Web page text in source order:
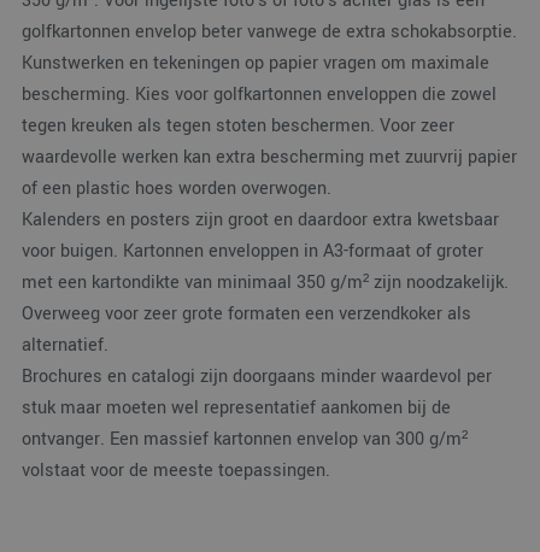
golfkartonnen envelop beter vanwege de extra schokabsorptie.
Kunstwerken en tekeningen op papier vragen om maximale
bescherming. Kies voor golfkartonnen enveloppen die zowel
tegen kreuken als tegen stoten beschermen. Voor zeer
waardevolle werken kan extra bescherming met zuurvrij papier
of een plastic hoes worden overwogen.
Kalenders en posters zijn groot en daardoor extra kwetsbaar
voor buigen. Kartonnen enveloppen in A3-formaat of groter
met een kartondikte van minimaal 350 g/m² zijn noodzakelijk.
Overweeg voor zeer grote formaten een verzendkoker als
alternatief.
Brochures en catalogi zijn doorgaans minder waardevol per
stuk maar moeten wel representatief aankomen bij de
ontvanger. Een massief kartonnen envelop van 300 g/m²
volstaat voor de meeste toepassingen.
gebruikersaanmelding en accountbeheer. De
website kan niet goed worden gebruikt zonder de
strikt noodzakelijke cookies.
Naam
Domein
Vervaldatum
PHPSESSID
PHP.net
www.verpakking.nl
Sessie